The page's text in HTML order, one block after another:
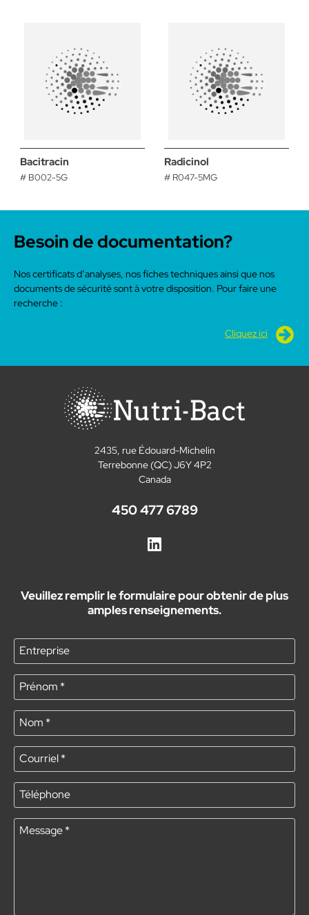
Bacitracin
# B002-5G
Radicinol
# R047-5MG
Besoin de documentation?
Nos certificats d’analyses, nos fiches techniques ainsi que nos
documents de sécurité sont à votre disposition. Pour faire une
recherche :
Cliquez ici
2435, rue Édouard-Michelin
Terrebonne (QC) J6Y 4P2
Canada
450 477 6789
Veuillez remplir le formulaire pour obtenir de plus
amples renseignements.
Entreprise
Prénom *
Nom *
Courriel*
Téléphone
Message*